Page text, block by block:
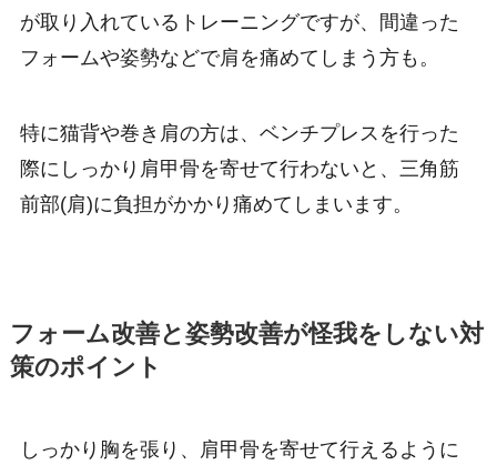
が取り入れているトレーニングですが、間違った
フォームや姿勢などで肩を痛めてしまう方も。
特に猫背や巻き肩の方は、ベンチプレスを行った
際にしっかり肩甲骨を寄せて行わないと、三角筋
前部(肩)に負担がかかり痛めてしまいます。
フォーム改善と姿勢改善が怪我をしない対
策のポイント
しっかり胸を張り、肩甲骨を寄せて行えるように